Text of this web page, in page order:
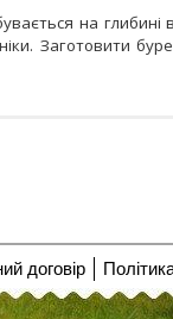
на глибині
Заготовити
договір